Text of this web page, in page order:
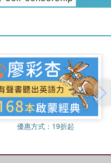
outsiders setting
by the industry self-
prosecuted for
the conflict between
times when Japan
the freedom of
by the US occupation
book concludes by
in Japan and
優惠方式： 19折起